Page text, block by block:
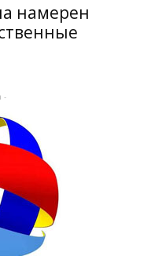
намерен
-